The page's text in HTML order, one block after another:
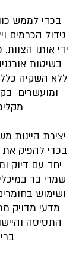
בכדי לממש
גידול הכרמים
ידי אותו
בשיטות
ללא השקיה
ומועשרים
יצירת היינות
בכדי להפיק את
יחד עם דיוק
שמרי בר
ושימוש
מדעי מדויק
התסיסה